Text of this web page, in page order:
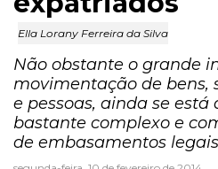
Ella Lorany Ferreira da Silva
Não obstante o grande
movimentação de bens,
e pessoas, ainda se está
bastante complexo e
de embasamentos